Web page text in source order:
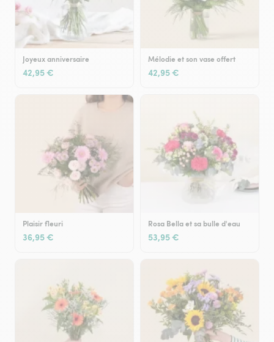
Joyeux anniversaire
42,95 €
Mélodie et son vase offert
42,95 €
Plaisir fleuri
36,95 €
Rosa Bella et sa bulle d'eau
53,95 €